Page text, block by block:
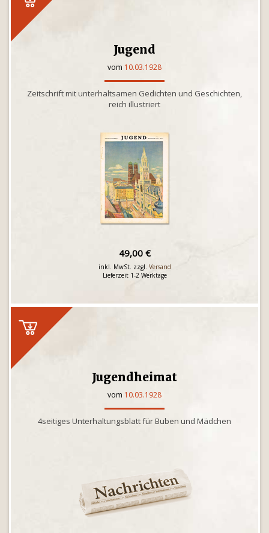
Jugend
vom 10.03.1928
Zeitschrift mit unterhaltsamen Gedichten und Geschichten,
reich illustriert
49,00 €
inkl. MwSt. zzgl. Versand
Lieferzeit 1-2 Werktage
Jugendheimat
vom 10.03.1928
4seitiges Unterhaltungsblatt für Buben und Mädchen